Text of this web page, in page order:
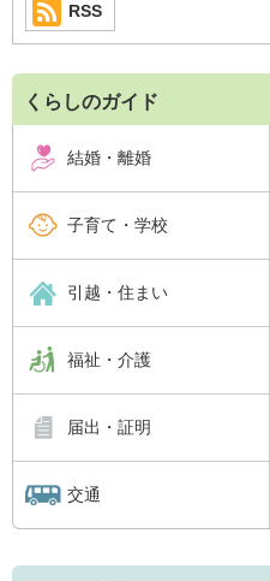
RSS
くらしのガイド
結婚・離婚
子育て・学校
引越・住まい
福祉・介護
届出・証明
交通